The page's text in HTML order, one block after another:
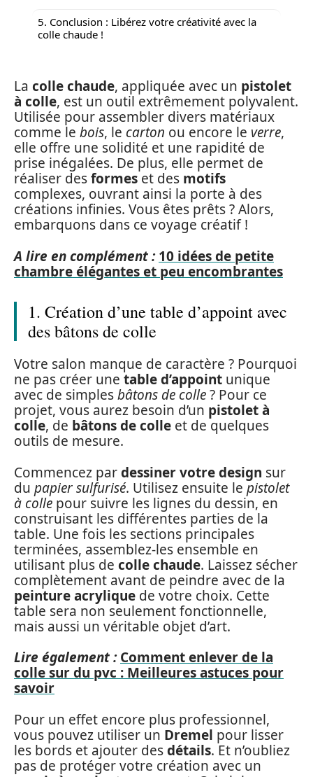
5. Conclusion : Libérez votre créativité avec la
colle chaude !
La colle chaude, appliquée avec un pistolet
à colle, est un outil extrêmement polyvalent.
Utilisée pour assembler divers matériaux
comme le bois, le carton ou encore le verre,
elle offre une solidité et une rapidité de
prise inégalées. De plus, elle permet de
réaliser desformes et des motifs
complexes, ouvrant ainsi la porte à des
créations infinies. Vous êtes prêts ? Alors,
embarquons dans ce voyage créatif !
A lire en complément : 10 idées de petite
chambre élégantes et peu encombrantes
1. Création d’une table d’appoint avec
des bâtons de colle
Votre salon manque de caractère ? Pourquoi
ne pas créer une table d’appoint unique
avec de simplesbâtons de colle? Pour ce
projet, vous aurez besoin d’un pistolet à
colle, de bâtons de colle et de quelques
outils de mesure.
Commencez pardessiner votre design sur
du papier sulfurisé. Utilisez ensuite le pistolet
à colle pour suivre les lignes du dessin, en
construisant les différentes parties de la
table. Une fois les sections principales
terminées, assemblez-les ensemble en
utilisant plus de colle chaude. Laissez sécher
complètement avant de peindre avec de la
peinture acrylique de votre choix. Cette
table sera non seulement fonctionnelle,
mais aussi un véritable objet d’art.
Lire également : Comment enlever de la
colle sur du pvc : Meilleures astuces pour
savoir
Pour un effet encore plus professionnel,
vous pouvez utiliser un Dremel pour lisser
les bords et ajouter desdétails. Et n’oubliez
pas de protéger votre création avec un